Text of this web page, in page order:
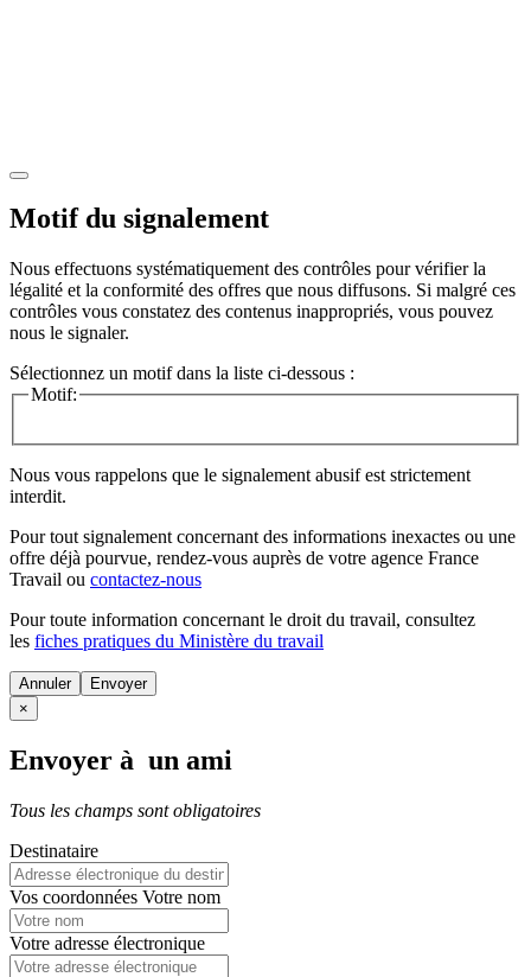
Motif du signalement
Nous effectuons systématiquement des contrôles pour vérifier la
légalité et la conformité des offres que nous diffusons. Si malgré ces
contrôles vous constatez des contenus inappropriés, vous pouvez
nous le signaler.
Sélectionnez un motif dans la liste ci-dessous :
Motif:
Nous vous rappelons que le signalement abusif est strictement
interdit.
Pour tout signalement concernant des informations inexactes ou une
offre déjà pourvue, rendez-vous auprès de votre agence France
Travail ou contactez-nous
Pour toute information concernant le droit du travail, consultez
les fiches pratiques du Ministère du travail
Annuler
×
Envoyer à un ami
Tous les champs sont obligatoires
Destinataire
Vos coordonnées Votre nom
Votre adresse électronique